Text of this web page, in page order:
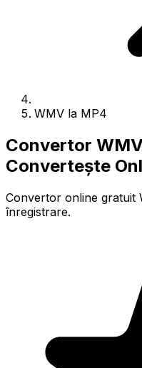
WMV la MP4
Convertor
Convertește
Convertor online gratuit
înregistrare.